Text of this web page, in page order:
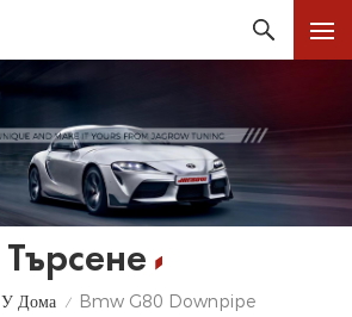
Търсене
У Дома / Bmw G80 Downpipe